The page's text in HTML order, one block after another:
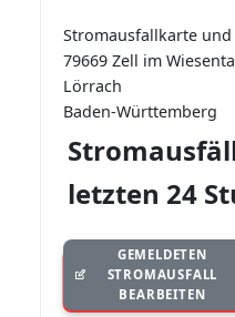
Stromausfallkarte
79669 Zell im
Lörrach
Baden-Württemberg
letzten 24
GEMELDETEN
STROMAUSFALL
BEARBEITEN